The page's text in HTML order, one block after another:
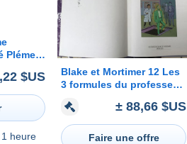
Plémeur
$US
heure
Blake et Mortimer 12 Les
3 formules du professeur
DEDICACE BE 01/1990
Jacobs Bob De Moor
(BI2)
± 88,66 $US
Faire une offre